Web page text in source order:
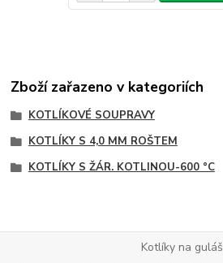
Zboží zařazeno v kategoriích
KOTLÍKOVÉ SOUPRAVY
KOTLÍKY S 4,0 MM ROŠTEM
KOTLÍKY S ŽÁR. KOTLINOU-600 °C
Kotlíky na guláš